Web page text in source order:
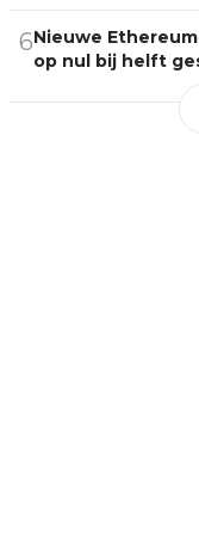
6Nieuwe
op nul bij helft